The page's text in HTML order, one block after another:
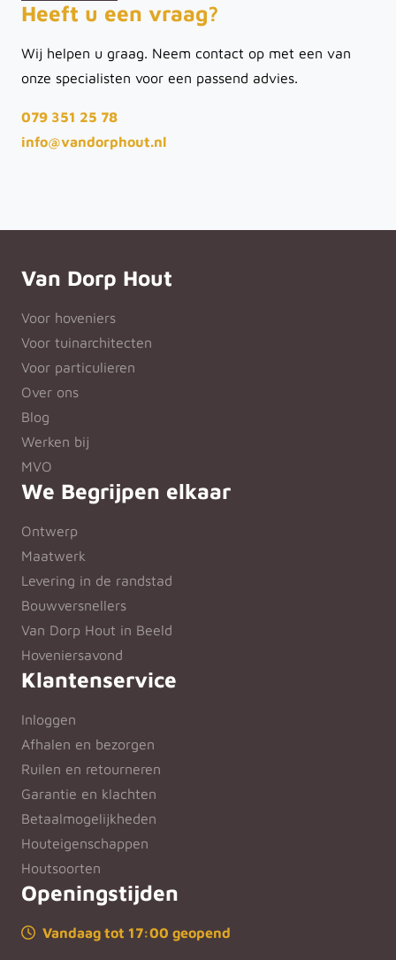
Heeft u een vraag?
Wij helpen u graag. Neem contact op met een van
onze specialisten voor een passend advies.
079 351 25 78
info@vandorphout.nl
Van Dorp Hout
Voor hoveniers
Voor tuinarchitecten
Voor particulieren
Over ons
Blog
Werken bij
MVO
We Begrijpen elkaar
Ontwerp
Maatwerk
Levering in de randstad
Bouwversnellers
Van Dorp Hout in Beeld
Hoveniersavond
Klantenservice
Inloggen
Afhalen en bezorgen
Ruilen en retourneren
Garantie en klachten
Betaalmogelijkheden
Houteigenschappen
Houtsoorten
Openingstijden
Vandaag tot 17:00 geopend